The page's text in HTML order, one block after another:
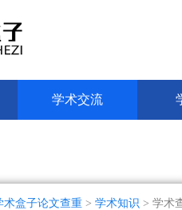
学术交流
术盒子论文查重 > 学术知识 > 学术